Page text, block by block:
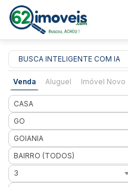
BUSCA INTELIGENTE COM IA
Venda Aluguel Imóvel Novo
CASA
GO
GOIANIA
BAIRRO (TODOS)
3